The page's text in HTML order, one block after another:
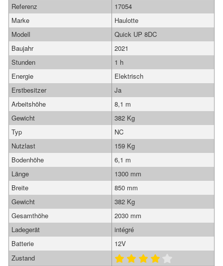
Referenz
17054
Marke
Haulotte
Modell
Quick UP 8DC
Baujahr
2021
Stunden
1 h
Energie
Elektrisch
Erstbesitzer
Ja
Arbeitshöhe
8,1 m
Gewicht
382 Kg
Typ
NC
Nutzlast
159 Kg
Bodenhöhe
6,1 m
Länge
1300 mm
Breite
850 mm
Gewicht
382 Kg
Gesamthöhe
2030 mm
Ladegerät
intégré
Batterie
12V
Zustand